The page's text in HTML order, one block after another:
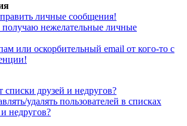
личные сообщения!
получаю нежелательные личные
или оскорбительный email от кого-то с
списки друзей и недругов?
удалять пользователей в списках
недругов?